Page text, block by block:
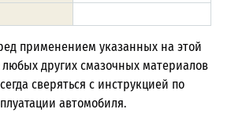
применением указанных на этой
других смазочных материалов
сверяться с инструкцией по
автомобиля.